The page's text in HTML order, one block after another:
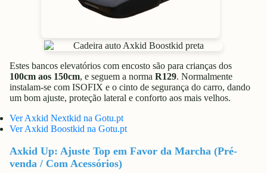
Estes bancos elevatórios com encosto são para crianças dos
100cm aos 150cm, e seguem a norma R129. Normalmente
instalam-se com ISOFIX e o cinto de segurança do carro, dando
um bom ajuste, proteção lateral e conforto aos mais velhos.
Ver Axkid Nextkid na Gotu.pt
Ver Axkid Boostkid na Gotu.pt
Axkid Up: Ajuste Top em Favor da Marcha (Pré-
venda / Com Acessórios)